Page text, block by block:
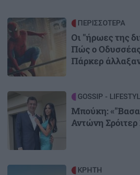
Image ΠΕΡΙΣΣΟΤΕΡΑ
Οι "ήρωες της
Πώς ο
Πάρκερ
Image GOSSIP -
Μπούκη:
Αντώνη Σρόιτερ
ΚΡΗΤΗ